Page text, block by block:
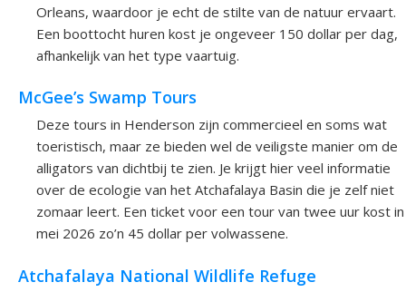
Orleans, waardoor je echt de stilte van de natuur ervaart.
Een boottocht huren kost je ongeveer 150 dollar per dag,
afhankelijk van het type vaartuig.
McGee’s Swamp Tours
Deze tours in Henderson zijn commercieel en soms wat
toeristisch, maar ze bieden wel de veiligste manier om de
alligators van dichtbij te zien. Je krijgt hier veel informatie
over de ecologie van het Atchafalaya Basin die je zelf niet
zomaar leert. Een ticket voor een tour van twee uur kost in
mei 2026 zo’n 45 dollar per volwassene.
Atchafalaya National Wildlife Refuge